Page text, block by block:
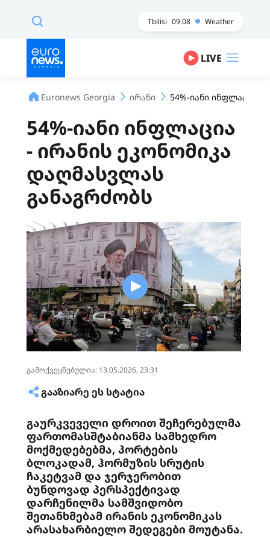
Tbilisi 09.08 Weather
LIVE
Euronews Georgia ირანი 54%-იანი ინფლაცია -
54%-იანი ინფლაცია
- ირანის ეკონომიკა
დაღმასვლას
განაგრძობს
გამოქვეყნებულია: 13.05.2026, 23:31
ᲒᲐᲐᲖᲘᲐᲠᲔ ᲔᲡ ᲡᲢᲐᲢᲘᲐ
გაურკვეველი დროით შეჩერებულმა
ფართომასშტაბიანმა სამხედრო
მოქმედებებმა, პორტების
ბლოკადამ, ჰორმუზის სრუტის
ჩაკეტვამ და ჯერჯერობით
ბუნდოვად პერსპექტივად
დარჩენილმა სამშვიდობო
შეთანხმებამ ირანის ეკონომიკას
არასახარბიელო შედეგები მოუტანა.